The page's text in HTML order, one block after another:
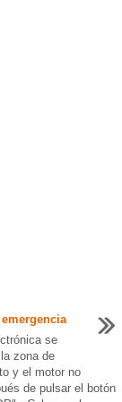
se
zona de
y el motor no
de pulsar el botón